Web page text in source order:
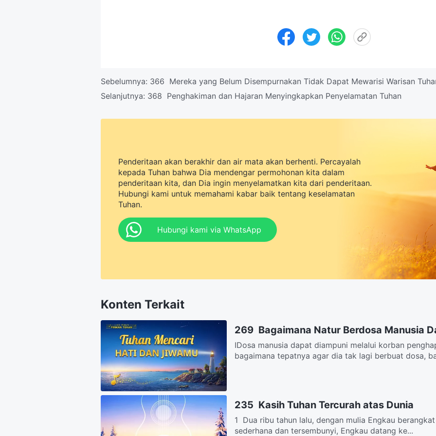
Sebelumnya: 366 Mereka yang Belum Disempurnakan Tidak Dapat Mewarisi Warisan
Selanjutnya: 368 Penghakiman dan Hajaran Menyingkapkan Penyelamatan Tuhan
Penderitaan akan berakhir dan air mata akan berhenti. Percayalah
kepada Tuhan bahwa Dia mendengar permohonan kita dalam
penderitaan kita, dan Dia ingin menyelamatkan kita dari penderitaan.
Hubungi kami untuk memahami kabar baik tentang keselamatan
Tuhan.
Hubungi kami via WhatsApp
Konten Terkait
269 Bagaimana Natur Berdosa Manusia
IDosa manusia dapat diampuni melalui korban
bagaimana tepatnya agar dia tak lagi berbuat dosa,
235 Kasih Tuhan Tercurah atas Dunia
1 Dua ribu tahun lalu, dengan mulia Engkau
sederhana dan tersembunyi, Engkau datang ke...